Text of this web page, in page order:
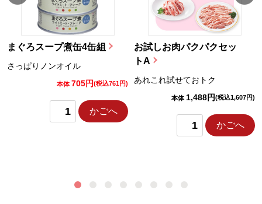
まぐろスープ煮缶4缶組
さっぱりノンオイル
本体 705円(税込761円)
かごへ
お試しお肉パクパクセッ
トA
あれこれ試せておトク
本体 1,488円(税込1,607円)
かごへ